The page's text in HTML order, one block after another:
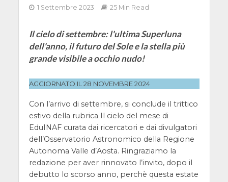
1 Settembre 2023 25 Min Read
Il cielo di settembre: l'ultima Superluna
dell'anno, il futuro del Sole e la stella più
grande visibile a occhio nudo!
AGGIORNATO IL 28 NOVEMBRE 2024
Con l’arrivo di settembre, si conclude il trittico
estivo della rubrica Il cielo del mese di
EduINAF curata dai ricercatori e dai divulgatori
dell’Osservatorio Astronomico della Regione
Autonoma Valle d’Aosta. Ringraziamo la
redazione per aver rinnovato l’invito, dopo il
debutto lo scorso anno, perchè questa estate